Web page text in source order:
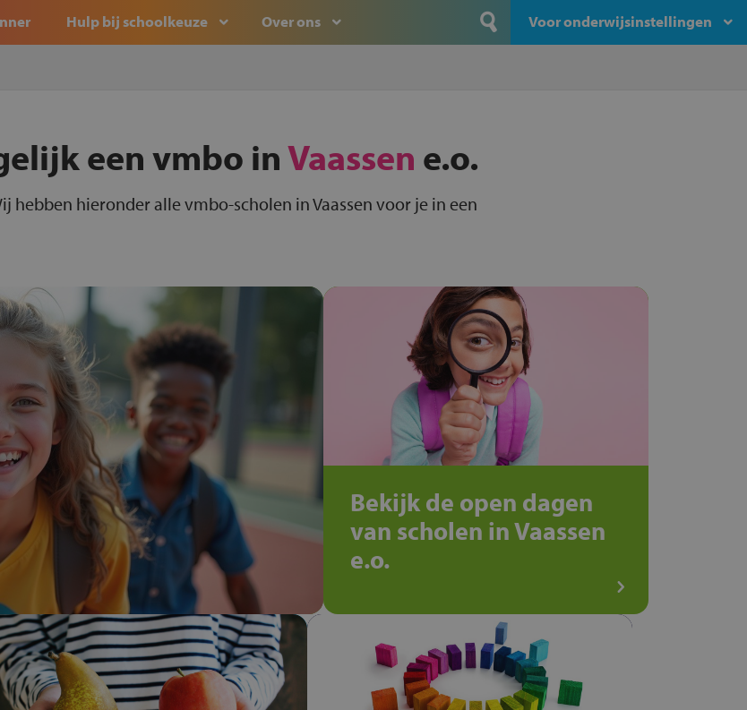
Hulp bij schoolkeuze Over ons Voor onderwijsinstellingen
een vmbo inVaassen e.o.
hebben hieronder alle vmbo-scholen in Vaassen voor je in een
Bekijk de open dagen
van scholen in Vaassen
e.o.